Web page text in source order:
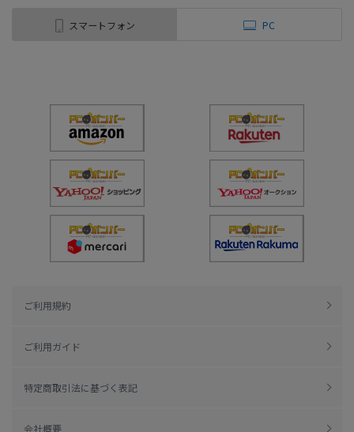
スマートフォン PC
ご利用規約
ご利用ガイド
特定商取引法に基づく表記
会社概要